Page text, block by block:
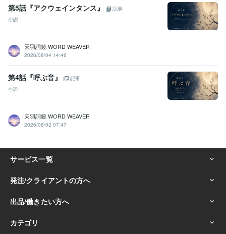
第5話『アクウェインタンス』
記事
小説
天羽詞鏡 WORD WEAVER
2026/08/04 14:46
第4話『呼ぶ音』
記事
小説
天羽詞鏡 WORD WEAVER
2026/08/02 07:47